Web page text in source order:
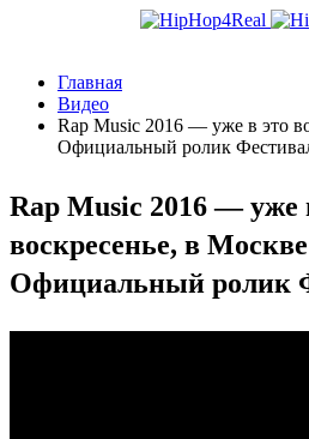
Главная
Видео
Rap Music 2016 — уже в это
Официальный ролик
Rap Music 2016 — уже
воскресенье, в
Официальный ролик